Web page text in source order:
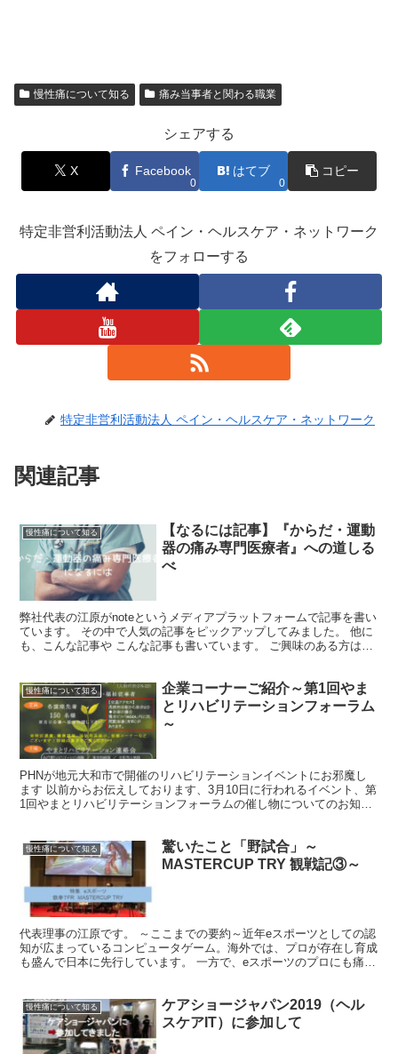
慢性痛について知る 痛み当事者と関わる職業
シェアする
X Facebook
0
はてブ
0
コピー
特定非営利活動法人 ペイン・ヘルスケア・ネットワーク
をフォローする
特定非営利活動法人 ペイン・ヘルスケア・ネットワーク
関連記事
慢性痛について知る
【なるには記事】『からだ・運動
器の痛み専門医療者』への道しる
べ
弊社代表の江原がnoteというメディアプラットフォームで記事を書い
ています。 その中で人気の記事をピックアップしてみました。 他に
も、こんな記事や こんな記事も書いています。 ご興味のある方はぜ
慢性痛について知る
企業コーナーご紹介～第1回やま
とリハビリテーションフォーラム
～
PHNが地元大和市で開催のリハビリテーションイベントにお邪魔し
ます 以前からお伝えしております、3月10日に行われるイベント、第
1回やまとリハビリテーションフォーラムの催し物についてのお知ら
慢性痛について知る
驚いたこと「野試合」～
MASTERCUP TRY 観戦記③～
代表理事の江原です。 ～ここまでの要約～近年eスポーツとしての認
知が広まっているコンピュータゲーム。海外では、プロが存在し育成
も盛んで日本に先行しています。 一方で、eスポーツのプロにも痛み
慢性痛について知る
ケアショージャパン2019（ヘル
スケアIT）に参加して